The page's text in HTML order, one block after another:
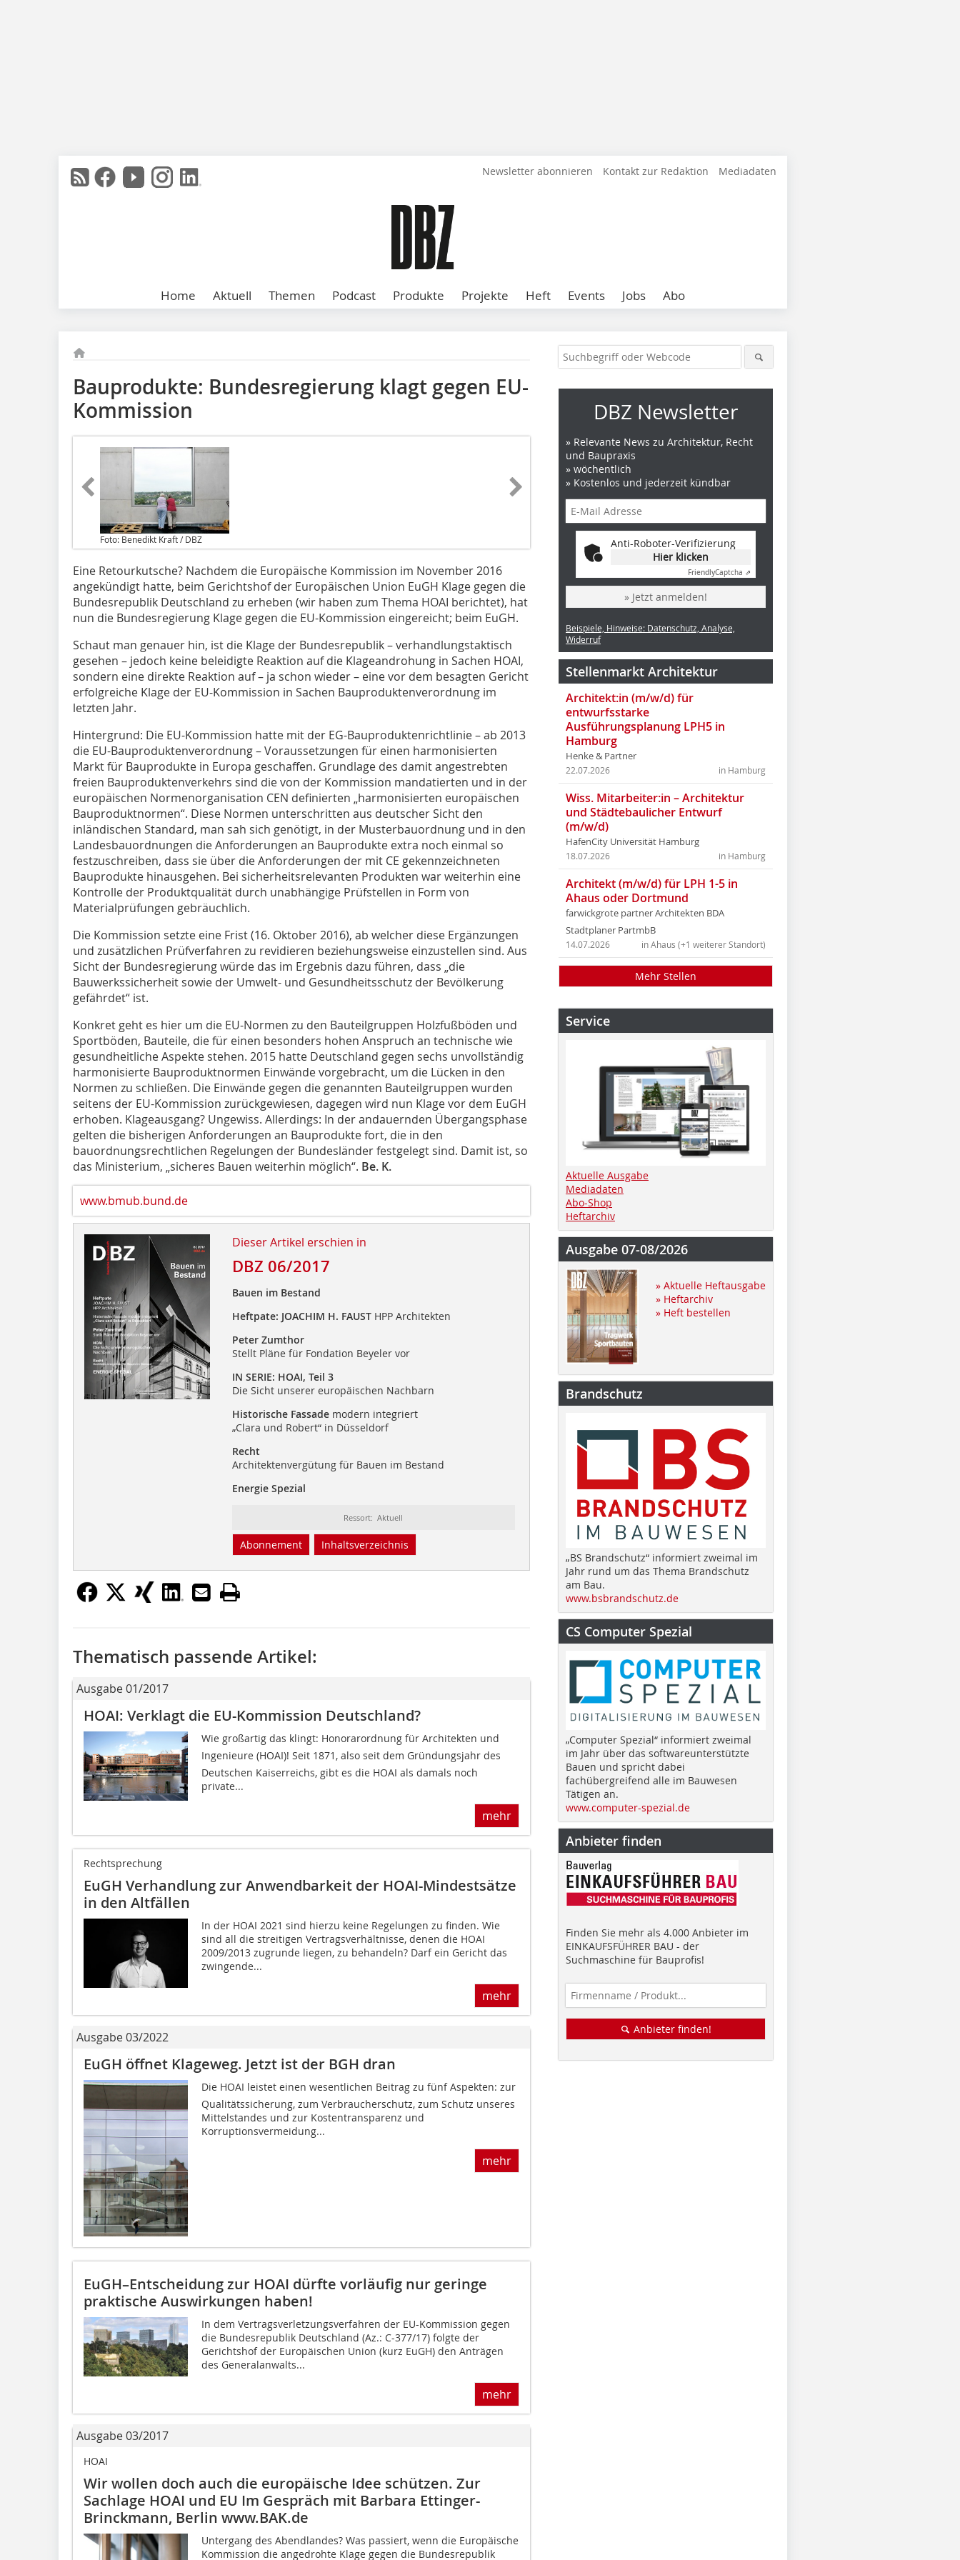
Newsletter abonnieren Kontakt zur Redaktion Mediadaten
Home Aktuell Themen Podcast Produkte Projekte Heft Events Jobs Abo
Bauprodukte: Bundesregierung klagt gegen EU-
Kommission
Foto: Benedikt Kraft / DBZ
Eine Retourkutsche? Nachdem die Europäische Kommission im November 2016
angekündigt hatte, beim Gerichtshof der Europäischen Union EuGH Klage gegen die
Bundesrepublik Deutschland zu erheben (wir haben zum Thema HOAI berichtet), hat
nun die Bundesregierung Klage gegen die EU-Kommission eingereicht; beim EuGH.
Schaut man genauer hin, ist die Klage der Bundesrepublik – verhandlungstaktisch
gesehen – jedoch keine beleidigte Reaktion auf die Klageandrohung in Sachen HOAI,
sondern eine direkte Reaktion auf – ja schon wieder – eine vor dem besagten Gericht
erfolgreiche Klage der EU-Kommission in Sachen Bauproduktenverordnung im
letzten Jahr.
Hintergrund: Die EU-Kommission hatte mit der EG-Bauproduktenrichtlinie – ab 2013
die EU-Bauproduktenverordnung – Voraussetzungen für einen harmonisierten
Markt für Bauprodukte in Europa geschaffen. Grundlage des damit angestrebten
freien Bauproduktenverkehrs sind die von der Kommission mandatierten und in der
europäischen Normenorganisation CEN definierten „harmonisierten europäischen
Bauproduktnormen“. Diese Normen unterschritten aus deutscher Sicht den
inländischen Standard, man sah sich genötigt, in der Musterbauordnung und in den
Landesbauordnungen die Anforderungen an Bauprodukte extra noch einmal so
festzuschreiben, dass sie über die Anforderungen der mit CE gekennzeichneten
Bauprodukte hinausgehen. Bei sicherheitsrelevanten Produkten war weiterhin eine
Kontrolle der Produktqualität durch unabhängige Prüfstellen in Form von
Materialprüfungen gebräuchlich.
Die Kommission setzte eine Frist (16. Oktober 2016), ab welcher diese Ergänzungen
und zusätzlichen Prüfverfahren zu revidieren beziehungsweise einzustellen sind. Aus
Sicht der Bundesregierung würde das im Ergebnis dazu führen, dass „die
Bauwerkssicherheit sowie der Umwelt- und Gesundheitsschutz der Bevölkerung
gefährdet“ ist.
Konkret geht es hier um die EU-Normen zu den Bauteilgruppen Holzfußböden und
Sportböden, Bauteile, die für einen besonders hohen Anspruch an technische wie
gesundheitliche Aspekte stehen. 2015 hatte Deutschland gegen sechs unvollständig
harmonisierte Bauproduktnormen Einwände vorgebracht, um die Lücken in den
Normen zu schließen. Die Einwände gegen die genannten Bauteilgruppen wurden
seitens der EU-Kommission zurückgewiesen, dagegen wird nun Klage vor dem EuGH
erhoben. Klageausgang? Ungewiss. Allerdings: In der andauernden Übergangsphase
gelten die bisherigen Anforderungen an Bauprodukte fort, die in den
bauordnungsrechtlichen Regelungen der Bundesländer festgelegt sind. Damit ist, so
das Ministerium, „sicheres Bauen weiterhin möglich“. Be. K.
www.bmub.bund.de
Dieser Artikel erschien in
DBZ 06/2017
Bauen im Bestand
Heftpate: JOACHIM H. FAUST HPP Architekten
Peter Zumthor
Stellt Pläne für Fondation Beyeler vor
IN SERIE: HOAI, Teil 3
Die Sicht unserer europäischen Nachbarn
Historische Fassademodern integriert
„Clara und Robert“ in Düsseldorf
Recht
Architektenvergütung für Bauen im Bestand
Energie Spezial
Ressort: Aktuell
Abonnement Inhaltsverzeichnis
Thematisch passende Artikel:
Ausgabe 01/2017
HOAI: Verklagt die EU-Kommission Deutschland?
Wie großartig das klingt: Honorarordnung für Architekten und
Ingenieure (HOAI)! Seit 1871, also seit dem Gründungsjahr des
Deutschen Kaiserreichs, gibt es die HOAI als damals noch
private...
mehr
Rechtsprechung
EuGH Verhandlung zur Anwendbarkeit der HOAI-Mindestsätze
in den Altfällen
In der HOAI 2021 sind hierzu keine Regelungen zu finden. Wie
sind all die streitigen Vertragsverhältnisse, denen die HOAI
2009/2013 zugrunde liegen, zu behandeln? Darf ein Gericht das
zwingende...
mehr
Ausgabe 03/2022
EuGH öffnet Klageweg. Jetzt ist der BGH dran
Die HOAI leistet einen wesentlichen Beitrag zu fünf Aspekten: zur
Qualitätssicherung, zum Verbraucherschutz, zum Schutz unseres
Mittelstandes und zur Kostentransparenz und
Korruptionsvermeidung...
mehr
EuGH–Entscheidung zur HOAI dürfte vorläufig nur geringe
praktische Auswirkungen haben!
In dem Vertragsverletzungsverfahren der EU-Kommission gegen
die Bundesrepublik Deutschland (Az.: C-377/17) folgte der
Gerichtshof der Europäischen Union (kurz EuGH) den Anträgen
des Generalanwalts...
mehr
Ausgabe 03/2017
HOAI
Wir wollen doch auch die europäische Idee schützen. Zur
Sachlage HOAI und EU Im Gespräch mit Barbara Ettinger-
Brinckmann, Berlin www.BAK.de
Untergang des Abendlandes? Was passiert, wenn die Europäische
Kommission die angedrohte Klage gegen die Bundesrepublik
DBZ Newsletter
» Relevante News zu Architektur, Recht
und Baupraxis
» wöchentlich
» Kostenlos und jederzeit kündbar
Anti-Roboter-Verifizierung
Hier klicken
FriendlyCaptcha ⇗
» Jetzt anmelden!
Beispiele, Hinweise: Datenschutz, Analyse,
Widerruf
Stellenmarkt Architektur
Architekt:in (m/w/d) für
entwurfsstarke
Ausführungsplanung LPH5 in
Hamburg
Henke & Partner
in Hamburg
22.07.2026
Wiss. Mitarbeiter:in – Architektur
und Städtebaulicher Entwurf
(m/w/d)
HafenCity Universität Hamburg
in Hamburg
18.07.2026
Architekt (m/w/d) für LPH 1-5 in
Ahaus oder Dortmund
farwickgrote partner Architekten BDA
Stadtplaner PartmbB
in Ahaus (+1 weiterer Standort)
14.07.2026
Mehr Stellen
Service
Aktuelle Ausgabe
Mediadaten
Abo-Shop
Heftarchiv
Ausgabe 07-08/2026
» Aktuelle Heftausgabe
» Heftarchiv
» Heft bestellen
Brandschutz
„BS Brandschutz“ informiert zweimal im
Jahr rund um das Thema Brandschutz
am Bau.
www.bsbrandschutz.de
CS Computer Spezial
„Computer Spezial“ informiert zweimal
im Jahr über das softwareunterstützte
Bauen und spricht dabei
fachübergreifend alle im Bauwesen
Tätigen an.
www.computer-spezial.de
Anbieter finden
Finden Sie mehr als 4.000 Anbieter im
EINKAUFSFÜHRER BAU - der
Suchmaschine für Bauprofis!
Anbieter finden!